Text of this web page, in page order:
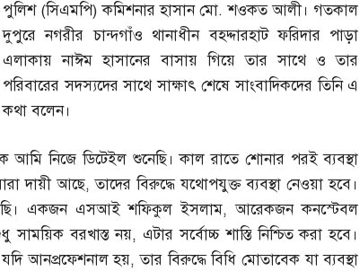
পুলিশ (সিএমপি)কমিশনার হাসান মো.শওকত আলী। গতকাল
দুপুরে নগরীর চান্দগাঁও থানাধীন বহদ্দারহাট ফরিদার পাড়া
এলাকায় নাঈম হাসানের বাসায় গিয়ে তার সাথে ও তার
পরিবারের সদস্যদের সাথে সাক্ষাৎ শেষে সাংবাদিকদের তিনি এ
কথা বলেন।
আমি নিজে ডিটেইল শুনেছি। কাল রাতে শোনার পরই ব্যবস্থা
দায়ী আছে,তাদের বিরুদ্ধে যথোপযুক্ত ব্যবস্থা নেওয়া হবে।
একজন এসআই শফিকুল ইসলাম,আরেকজন কনস্টেবল
সাময়িক বরখাস্ত নয়, এটার সর্বোচ্চ শাস্তি নিশ্চিত করা হবে।
আনপ্রফেশনাল হয়,তার বিরুদ্ধে বিধি মোতাবেক যা ব্যবস্থা